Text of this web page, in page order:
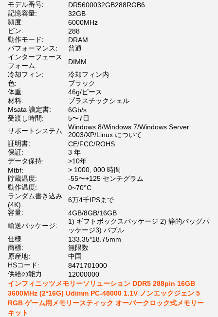
モデル番号:
DR5600032GB288RGB6
記憶容量:
32GB
頻度:
6000MHz
ピン:
288
動作モード:
DRAM
パフォーマンス:
普通
インターフェース
フォーム:
DIMM
冷却フィン:
冷却フィン内
色:
ブラック
体重:
46g/ピース
材料:
プラスチックシェル
Msata 議定書:
6Gb/s
受渡し時間:
5〜7日
サポートシステム: Windows 8/Windows 7/Windows Server
2003/XP/Linux について
証明書:
CE/FCC/ROHS
保証:
3 年
データ保持:
>10年
Mtbf:
> 1000, 000 時間
貯蔵温度:
-55〜+125 センチグラム
動作温度:
0~70°C
ランダム書き込み
(4K):
6万4千IPSまで
容量:
4GB/8GB/16GB
輸送パッケージ:
1) ギフトボックスパッケージ 2) 静的バッグパ
ッケージ3) バブル
仕様:
133.35*18.75mm
商標:
無限数
原産地:
中国
HSコード:
8471701000
供給の能力:
12000000
インフィニッツメモリーソリューション DDR5 288pin 16GB
3600MHz (2*16G) Udimm PC-48000 1.1V ノンエックジェン 5
RGB ゲーム用メモリースティック オーバークロック式メモリー
キット